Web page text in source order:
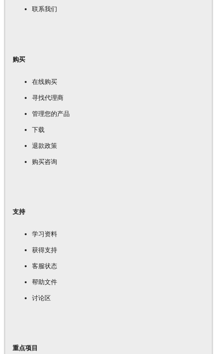
联系我们
购买
在线购买
寻找代理商
管理您的产品
下载
退款政策
购买咨询
支持
学习资料
获得支持
客服状态
帮助文件
讨论区
重点项目